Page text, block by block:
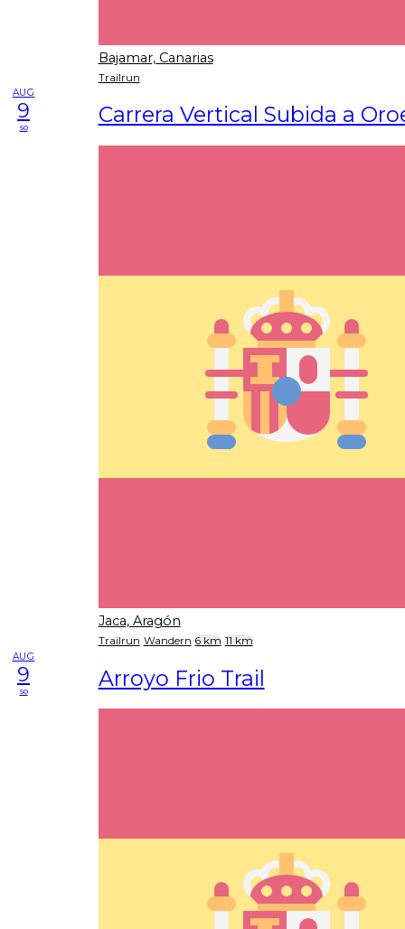
Bajamar, Canarias
Trailrun
AUG
9
so Carrera Vertical Subida a
Jaca, Aragón
Trailrun Wandern 6 km 11 km
AUG
9
so Arroyo Frio Trail